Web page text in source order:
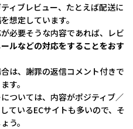
ィブレビュー、たとえば配送に
想定しています。
必要そうな内容であれば、レビ
ルなどの対応をすることをおす
は、謝罪の返信コメント付きで
す。
ついては、内容がポジティブ／
ているECサイトも多いので、そ
う。